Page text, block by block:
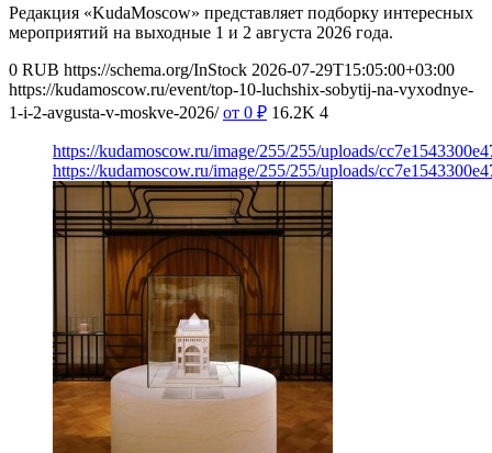
Редакция «KudaMoscow» представляет подборку интересных
мероприятий на выходные 1 и 2 августа 2026 года.
0 RUB https://schema.org/InStock 2026-07-29T15:05:00+03:00
https://kudamoscow.ru/event/top-10-luchshix-sobytij-na-vyxodnye-
1-i-2-avgusta-v-moskve-2026/ от 0 ₽ 16.2K 4
https://kudamoscow.ru/image/255/255/uploads/
https://kudamoscow.ru/image/255/255/uploads/